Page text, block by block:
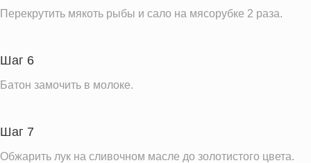
Информация для одной порции
Перекрутить мякоть рыбы и сало на мясорубке 2 раза.
Шаг 6
Батон замочить в молоке.
Шаг 7
Обжарить лук на сливочном масле до золотистого цвета.